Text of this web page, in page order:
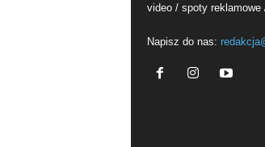
video / spoty reklamowe
Napisz do nas: